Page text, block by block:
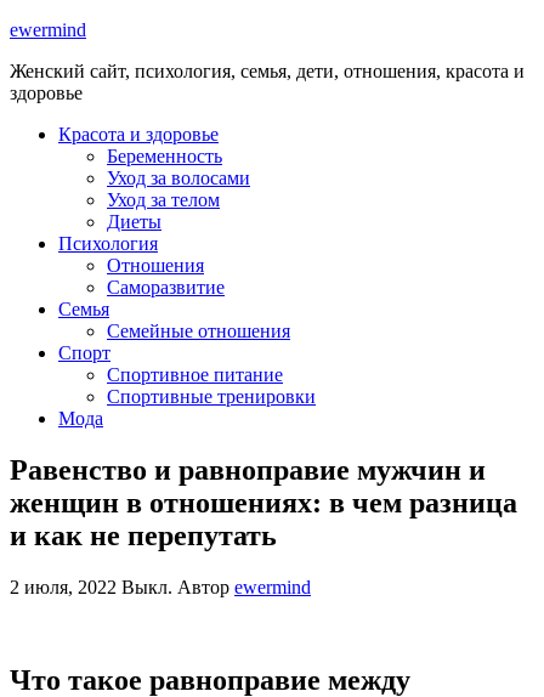
ewermind
Женский сайт, психология, семья, дети, отношения, красота и
здоровье
Красота и здоровье
Беременность
Уход за волосами
Уход за телом
Диеты
Психология
Отношения
Саморазвитие
Семья
Семейные отношения
Спорт
Спортивное питание
Спортивные тренировки
Мода
Равенство и равноправие мужчин и
женщин в отношениях: в чем разница
и как не перепутать
2 июля, 2022 Выкл. Автор ewermind
Что такое равноправие между